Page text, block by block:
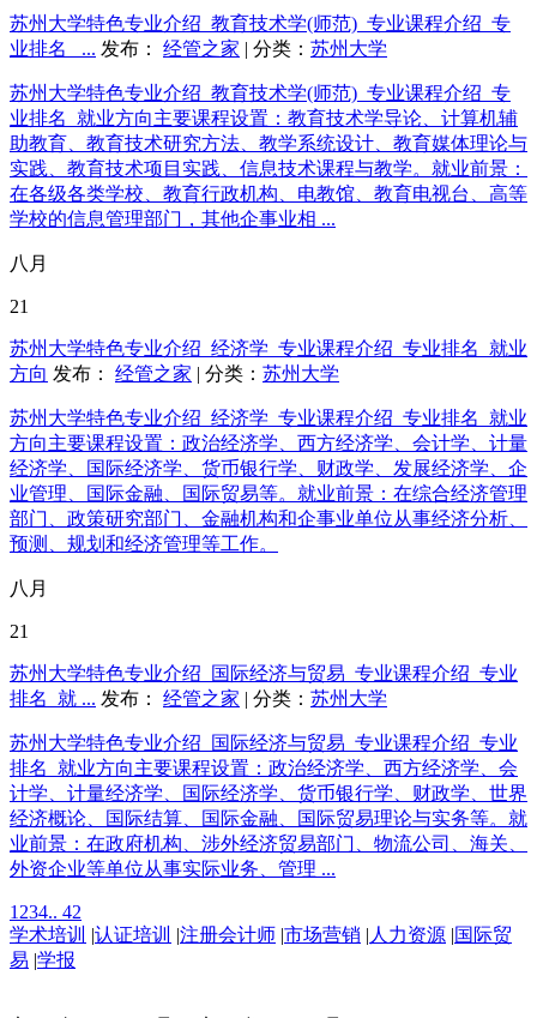
苏州大学特色专业介绍_教育技术学(师范)_专业课程介绍_专
业排名_ ... 发布： 经管之家 | 分类： 苏州大学
苏州大学特色专业介绍_教育技术学(师范)_专业课程介绍_专
业排名_就业方向主要课程设置：教育技术学导论、计算机辅
助教育、教育技术研究方法、教学系统设计、教育媒体理论与
实践、教育技术项目实践、信息技术课程与教学。就业前景：
在各级各类学校、教育行政机构、电教馆、教育电视台、高等
学校的信息管理部门，其他企事业相 ...
八月
21
苏州大学特色专业介绍_经济学_专业课程介绍_专业排名_就业
方向 发布： 经管之家 | 分类： 苏州大学
苏州大学特色专业介绍_经济学_专业课程介绍_专业排名_就业
方向主要课程设置：政治经济学、西方经济学、会计学、计量
经济学、国际经济学、货币银行学、财政学、发展经济学、企
业管理、国际金融、国际贸易等。就业前景：在综合经济管理
部门、政策研究部门、金融机构和企事业单位从事经济分析、
预测、规划和经济管理等工作。
八月
21
苏州大学特色专业介绍_国际经济与贸易_专业课程介绍_专业
排名_就 ... 发布： 经管之家 | 分类： 苏州大学
苏州大学特色专业介绍_国际经济与贸易_专业课程介绍_专业
排名_就业方向主要课程设置：政治经济学、西方经济学、会
计学、计量经济学、国际经济学、货币银行学、财政学、世界
经济概论、国际结算、国际金融、国际贸易理论与实务等。就
业前景：在政府机构、涉外经济贸易部门、物流公司、海关、
外资企业等单位从事实际业务、管理 ...
1 234.. 42
学术培训 |认证培训 |注册会计师 |市场营销 | 人力资源 |国际贸
易 |学报